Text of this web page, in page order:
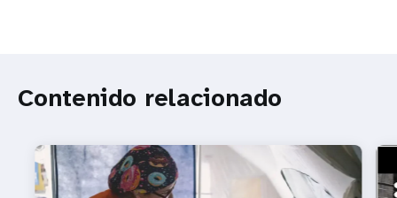
Contenido relacionado